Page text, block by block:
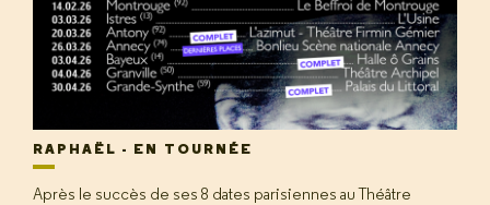
RAPHAËL - EN TOURNÉE
Après le succès de ses 8 dates parisiennes au Théâtre